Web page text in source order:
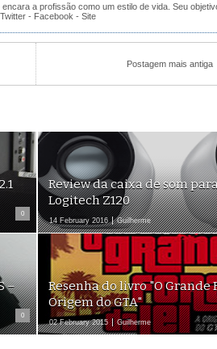
a profissão como um estilo de vida. Seu
Twitter - Facebook - Site
Postagem mais antiga
0
Review da caixa de som
Logitech Z120
14 February 2016 Guilherme
–
0
Resenha do livro "O Grande
Origem do GTA"
02 February 2015 Guilherme